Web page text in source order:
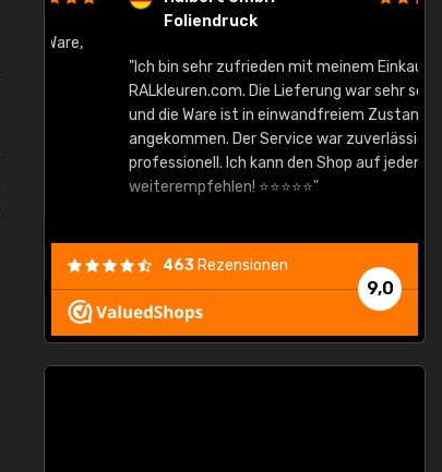
Foliendruck
"Ich bin sehr zufrieden mit meinem Einkauf bei
RALkleuren.com. Die Lieferung war sehr schnell
und die Ware ist in einwandfreiem Zustand
angekommen. Der Service war zuverlässig und
professionell. Ich kann den Shop auf jeden Fall
weiterempfehlen! ⭐⭐⭐⭐⭐"
9,0
463 Rezensionen